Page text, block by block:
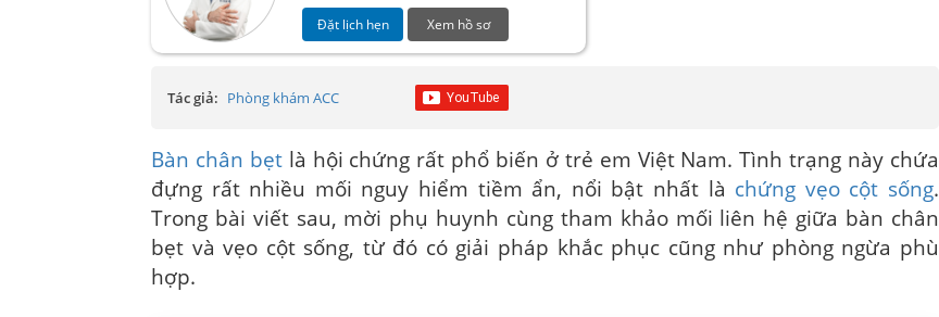
Đặt lịch hẹn Xem hồ sơ
Tác giả: Phòng khám ACC
Bàn chân bẹtlà hội chứng rất phổ biến ở trẻ em Việt Nam. Tình trạng này chứa
đựng rất nhiều mối nguy hiểm tiềm ẩn, nổi bật nhất là chứng vẹo cột sống.
Trong bài viết sau, mời phụ huynh cùng tham khảo mối liên hệ giữa bàn chân
bẹt và vẹo cột sống, từ đó có giải pháp khắc phục cũng như phòng ngừa phù
hợp.